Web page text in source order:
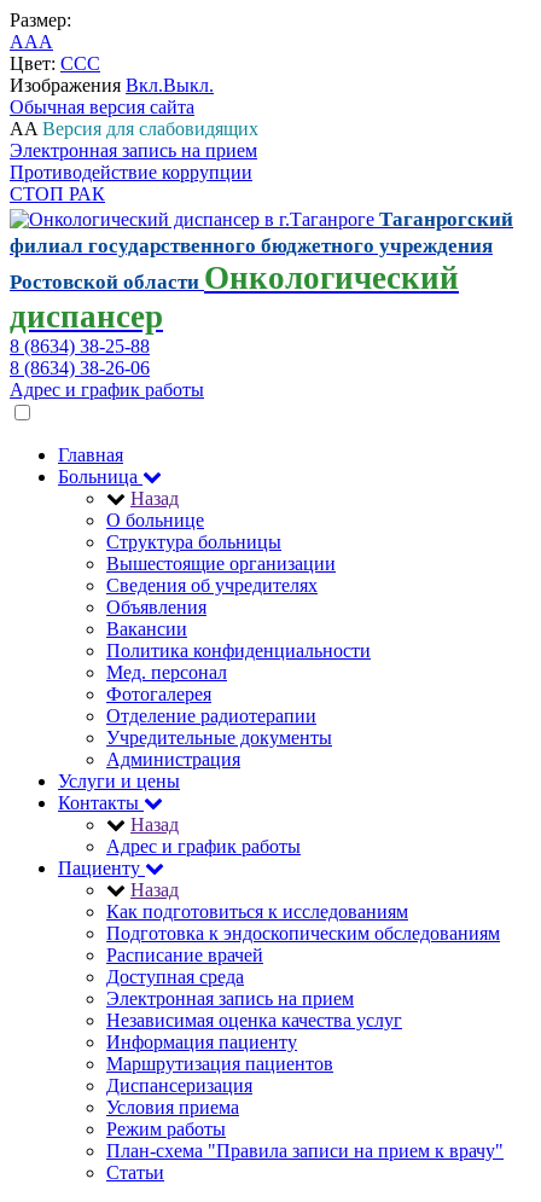
Размер:
AAA
Цвет: CCC
Изображения Вкл.Выкл.
Обычная версия сайта
AA Версия для слабовидящих
Электронная запись на прием
Противодействие коррупции
СТОП РАК
Таганрогский
филиал государственного бюджетного учреждения
Ростовской области Онкологический
диспансер
8 (8634) 38-25-88
8 (8634) 38-26-06
Адрес и график работы
Главная
Больница
Назад
О больнице
Структура больницы
Вышестоящие организации
Сведения об учредителях
Объявления
Вакансии
Политика конфиденциальности
Мед. персонал
Фотогалерея
Отделение радиотерапии
Учредительные документы
Администрация
Услуги и цены
Контакты
Назад
Адрес и график работы
Пациенту
Назад
Как подготовиться к исследованиям
Подготовка к эндоскопическим обследованиям
Расписание врачей
Доступная среда
Электронная запись на прием
Независимая оценка качества услуг
Информация пациенту
Маршрутизация пациентов
Диспансеризация
Условия приема
Режим работы
План-схема "Правила записи на прием к врачу"
Статьи